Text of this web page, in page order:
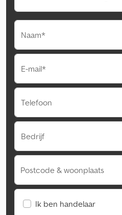
Naam*
E-mail*
Telefoon
Bedrijf
Postcode & woonplaats
Ik ben handelaar